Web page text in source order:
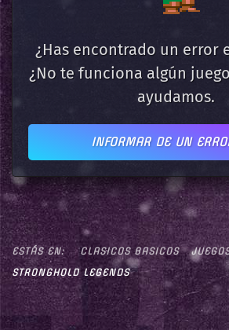
¿Has encontrado un error
¿No te funciona algún
ayudamos.
INFORMAR DE UN
ESTÁS EN: CLASICOS BASICOS
STRONGHOLD LEGENDS